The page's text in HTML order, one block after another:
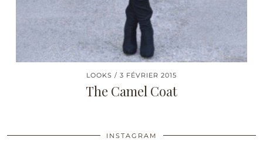
LOOKS 3 FÉVRIER 2015
The Camel Coat
INSTAGRAM